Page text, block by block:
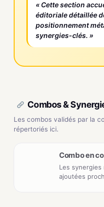
« Cette section
éditoriale détaillée
positionnement
synergies-clés. »
Combos &
Les combos validés par la
répertoriés ici.
Combo en
Les synergies
ajoutées